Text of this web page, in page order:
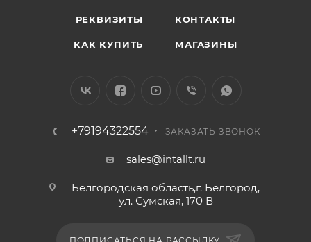
РЕКВИЗИТЫ КОНТАКТЫ
КАК КУПИТЬ МАГАЗИНЫ
+79194322554 ЗАКАЗАТЬ ЗВОНОК
sales@intallt.ru
Белгородская область,г. Белгород,
ул. Сумская, 170 В